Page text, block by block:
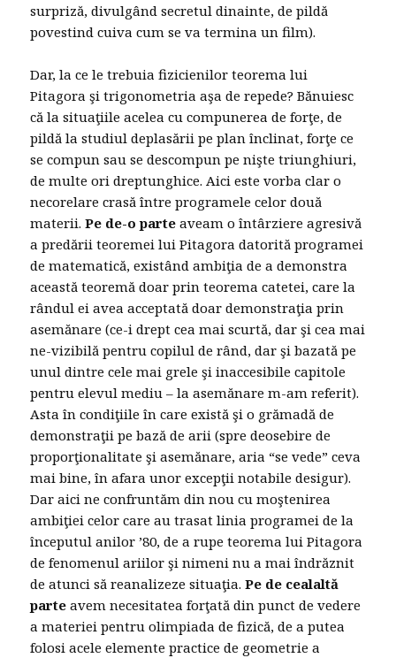
surpriză, divulgând secretul dinainte, de pildă
povestind cuiva cum se va termina un film).
Dar, la ce le trebuia fizicienilor teorema lui
Pitagora şi trigonometria aşa de repede? Bănuiesc
că la situaţiile acelea cu compunerea de forţe, de
pildă la studiul deplasării pe plan înclinat, forţe ce
se compun sau se descompun pe nişte triunghiuri,
de multe ori dreptunghice. Aici este vorba clar o
necorelare crasă între programele celor două
materii.Pe de-o parte aveam o întârziere agresivă
a predării teoremei lui Pitagora datorită programei
de matematică, existând ambiţia de a demonstra
această teoremă doar prin teorema catetei, care la
rândul ei avea acceptată doar demonstraţia prin
asemănare (ce-i drept cea mai scurtă, dar şi cea mai
ne-vizibilă pentru copilul de rând, dar şi bazată pe
unul dintre cele mai grele şi inaccesibile capitole
pentru elevul mediu – la asemănare m-am referit).
Asta în condiţiile în care există şi o grămadă de
demonstraţii pe bază de arii (spre deosebire de
proporţionalitate şi asemănare, aria “se vede” ceva
mai bine, în afara unor excepţii notabile desigur).
Dar aici ne confruntăm din nou cu moştenirea
ambiţiei celor care au trasat linia programei de la
începutul anilor ’80, de a rupe teorema lui Pitagora
de fenomenul ariilor şi nimeni nu a mai îndrăznit
de atunci să reanalizeze situaţia.Pe de cealaltă
parte avem necesitatea forţată din punct de vedere
a materiei pentru olimpiada de fizică, de a putea
folosi acele elemente practice de geometrie a